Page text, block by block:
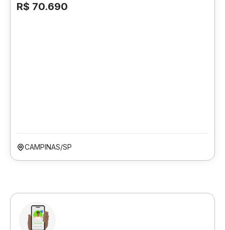
R$ 70.690
CAMPINAS/SP